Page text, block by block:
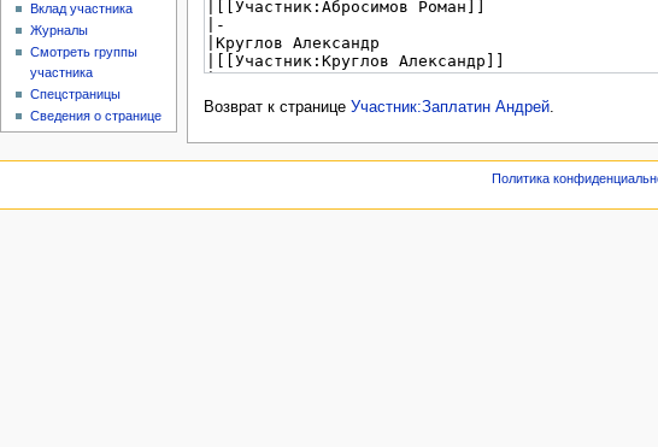
Возврат к странице Участник:Заплатин Андрей.
Вклад участника
Журналы
Смотреть группы
участника
Спецстраницы
Сведения о странице
Политика